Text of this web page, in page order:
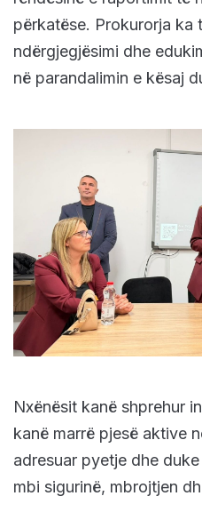
përkatëse. Prokurorja ka
ndërgjegjësimi dhe
në parandalimin e kësaj
Nxënësit kanë shprehur
kanë marrë pjesë aktive
adresuar pyetje dhe
mbi sigurinë, mbrojtjen